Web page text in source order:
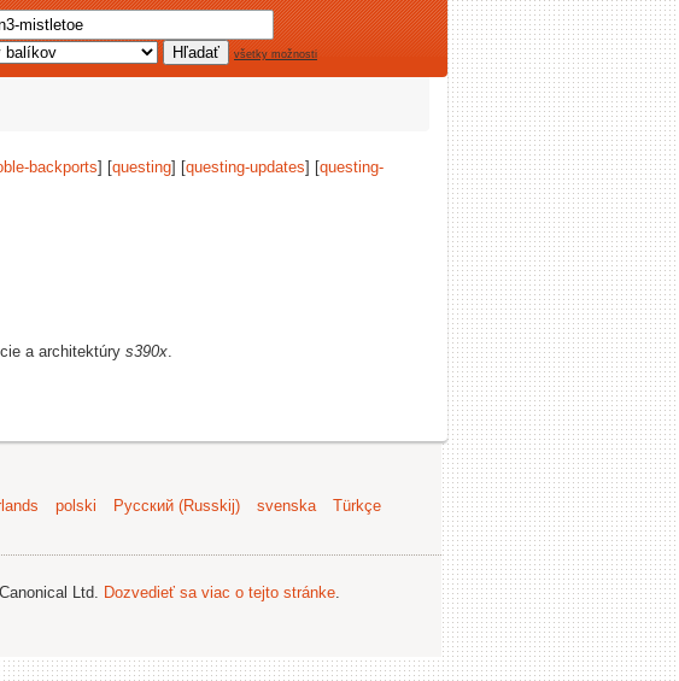
všetky možnosti
backports] [questing] [questing-updates] [questing-
a architektúry s390x.
polski Русский (Russkij) svenska
Türkçe
Ltd. Dozvedieť sa viac o tejto stránke.